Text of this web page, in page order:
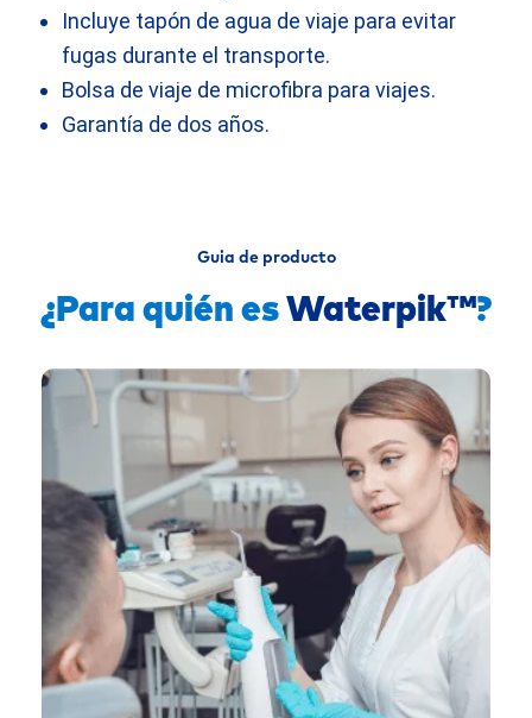
Incluye tapón de agua de viaje para evitar
fugas durante el transporte.
Bolsa de viaje de microfibra para viajes.
Garantía de dos años.
Guia de producto
¿Para quién es Waterpik™?